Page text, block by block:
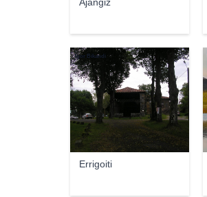
Errigoiti
Igor Bikandi